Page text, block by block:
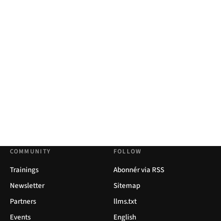
COMMUNITY
Trainings
Newsletter
Partners
Events
FOLLOW
Abonnér via RSS
Sitemap
llms.txt
English